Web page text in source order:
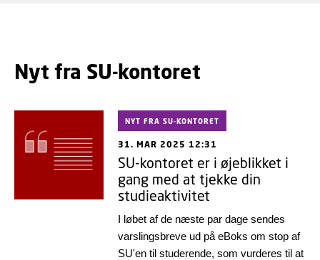
Nyt fra SU-kontoret
NYT FRA SU-KONTORET
31. MAR 2025 12:31
SU-kontoret er i øjeblikket i
gang med at tjekke din
studieaktivitet
I løbet af de næste par dage sendes
varslingsbreve ud på eBoks om stop af
SU'en til studerende, som vurderes til at